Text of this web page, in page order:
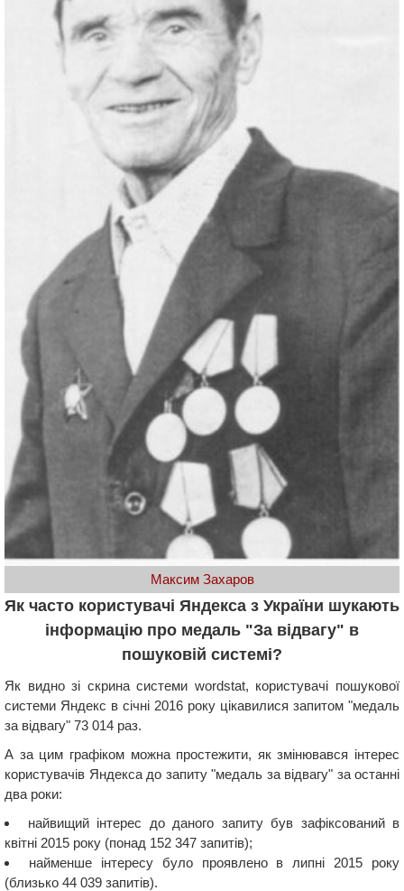
Максим Захаров
Як часто користувачі Яндекса з України шукають
інформацію про медаль "За відвагу" в
пошуковій системі?
Як видно зі скрина системи wordstat, користувачі пошукової
системи Яндекс в січні 2016 року цікавилися запитом "медаль
за відвагу" 73 014 раз.
А за цим графіком можна простежити, як змінювався інтерес
користувачів Яндекса до запиту "медаль за відвагу" за останні
два роки:
найвищий інтерес до даного запиту був зафіксований в
квітні 2015 року (понад 152 347 запитів);
найменше інтересу було проявлено в липні 2015 року
(близько 44 039 запитів).